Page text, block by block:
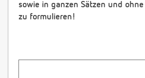
sowie in ganzen Sätzen und
zu formulieren!